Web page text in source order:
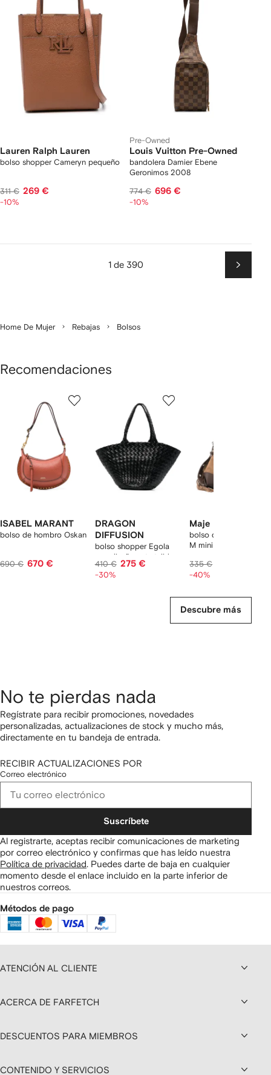
Lauren Ralph Lauren
bolso shopper Cameryn pequeño
311 € 269 €
-10%
Pre-Owned
Louis Vuitton Pre-Owned
bandolera Damier Ebene
Geronimos 2008
774 € 696 €
-10%
1 de 390
Home De Mujer Rebajas Bolsos
Recomendaciones
ISABEL MARANT
bolso de hombro Oskan
690 € 670 €
DRAGON
DIFFUSION
bolso shopper Egola
con diseño entretejido
410 € 275 €
-30%
Maje
bolso de hombro Miss
M mini con flecos
335 €
-40%
Descubre más
No te pierdas nada
Regístrate para recibir promociones, novedades
personalizadas, actualizaciones de stock y mucho más,
directamente en tu bandeja de entrada.
RECIBIR ACTUALIZACIONES POR
Correo electrónico
Suscríbete
Al registrarte, aceptas recibir comunicaciones de marketing
por correo electrónico y confirmas que has leído nuestra
Política de privacidad Puedes darte de baja en cualquier
momento desde el enlace incluido en la parte inferior de
nuestros correos.
Métodos de pago
ATENCIÓN AL CLIENTE
ACERCA DE FARFETCH
DESCUENTOS PARA MIEMBROS
CONTENIDO Y SERVICIOS